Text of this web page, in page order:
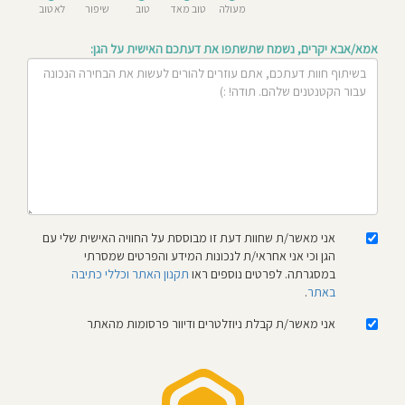
מעולה טוב מאד טוב
שיפור
לא טוב
אמא/אבא יקרים, נשמח שתשתפו את דעתכם האישית על הגן:
אני מאשר/ת שחוות דעת זו מבוססת על החוויה האישית שלי עם
הגן וכי אני אחראי/ת לנכונות המידע והפרטים שמסרתי
במסגרתה. לפרטים נוספים ראו תקנון האתר וכללי כתיבה
באתר.
אני מאשר/ת קבלת ניוזלטרים ודיוור פרסומות מהאתר